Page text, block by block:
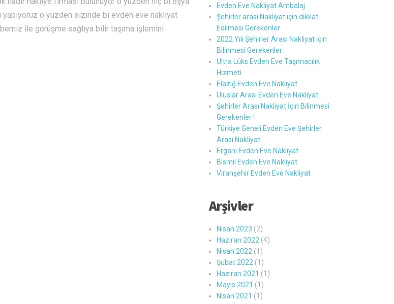
o yüzden sizinde bi evden eve nakliyat
ile görüşme sağlıya bilir taşıma işlemini
Evden Eve Nakliyat Ambalaj
Şehirler arası Nakliyat için dikkat
Edilmesi Gerekenler
2022 Yılı Şehirler Arası Nakliyat için
Bilinmesi Gerekenler
Ultra Lüks Evden Eve Taşımacılık
Hizmeti
Elazığ Evden Eve Nakliyat
Uluslar Arası Evden Eve Nakliyat
Şehirler Arası Nakliyat İçin Bilinmesi
Gerekenler !
Türkiye Geneli Evden Eve Şehirler
Arası Nakliyat
Ergani Evden Eve Nakliyat
Bismil Evden Eve Nakliyat
Viranşehir Evden Eve Nakliyat
Arşivler
Nisan 2023 (2)
Haziran 2022 (4)
Nisan 2022 (1)
Şubat 2022 (1)
Haziran 2021 (1)
Mayıs 2021 (1)
Nisan 2021 (1)